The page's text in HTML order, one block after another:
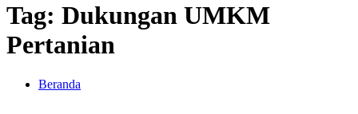
Tag: Dukungan UMKM
Pertanian
Beranda